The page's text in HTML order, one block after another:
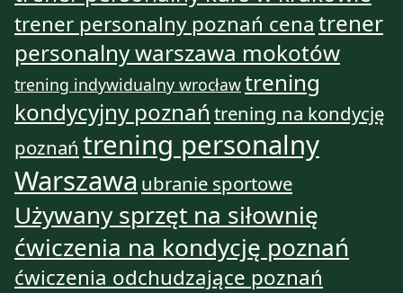
trener personalny poznań cenatrener
personalny warszawa mokotów
trening indywidualny wrocławtrening
kondycyjny poznań trening na kondycję
poznań trening personalny
Warszawa ubranie sportowe
Używany sprzęt na siłownię
ćwiczenia na kondycję poznań
ćwiczenia odchudzające poznań